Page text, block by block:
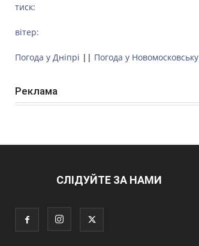
тиск:
вітер:
Погода у Дніпрі || Погода у Новомосковську
Реклама
СЛІДУЙТЕ ЗА НАМИ